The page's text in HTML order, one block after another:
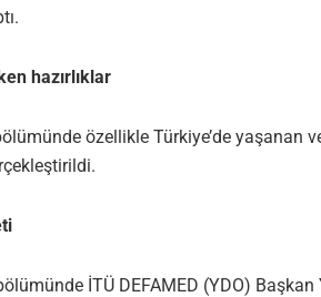
hazırlıklar
özellikle Türkiye’de yaşanan
İTÜ DEFAMED (YDO)